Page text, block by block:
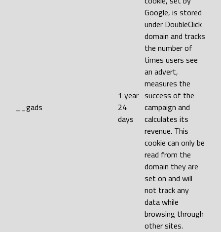
__gads
1 year
24
days
Google, is stored
under DoubleClick
domain and tracks
the number of
times users see
an advert,
measures the
success of the
campaign and
calculates its
revenue. This
cookie can only be
read from the
domain they are
set on and will
not track any
data while
browsing through
other sites.